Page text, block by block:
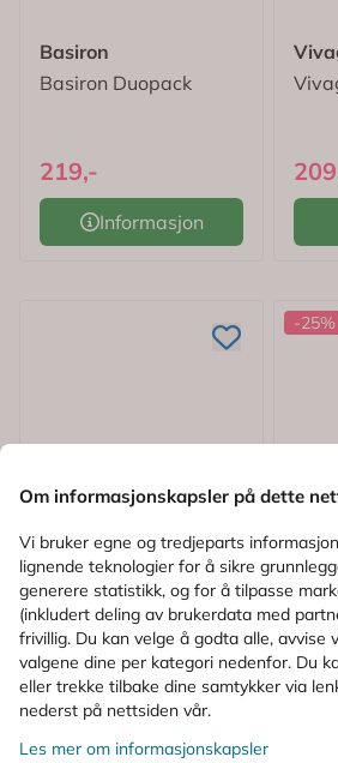
Basiron
Basiron Duopack
219,-
Informasjon
-25%
Om informasjonskapsler på dette
Vi bruker egne og tredjeparts
lignende teknologier for å sikre
generere statistikk, og for å tilpasse
(inkludert deling av brukerdata med
frivillig. Du kan velge å godta alle, avvise
valgene dine per kategori nedenfor. Du
eller trekke tilbake dine samtykker via
nederst på nettsiden vår.
Les mer om informasjonskapsler